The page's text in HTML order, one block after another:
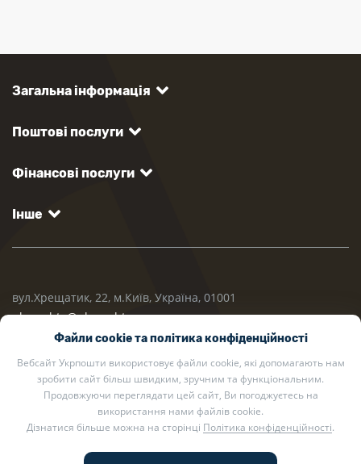
Загальна інформація
Поштові послуги
Фінансові послуги
Інше
вул.Хрещатик, 22, м.Київ, Україна, 01001
ukrposhta@ukrposhta.ua
2002 — 2026 Укрпошта. Всі права захищено.
Файли cookie та політика конфіденційності
Вебсайт Укрпошти використовує файли cookie, які допомагають нам
зробити сайт більш швидким, зручним та функціональним.
Продовжуючи переглядати цей сайт, Ви погоджуєтесь на
використання нами файлів cookie.
Дізнатися більше можна на сторінці Політика конфіденційності.